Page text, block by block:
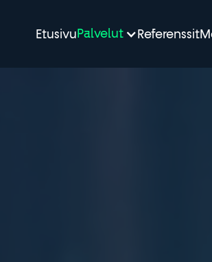
EtusivuPalvelut Referenssit